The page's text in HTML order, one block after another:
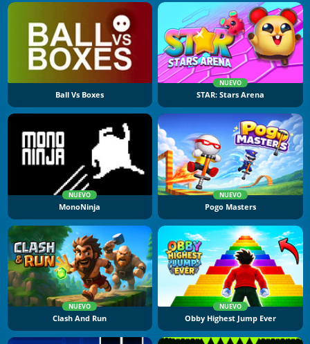
Ball Vs Boxes
NUEVO
STAR: Stars Arena
NUEVO
MonoNinja
NUEVO
Pogo Masters
NUEVO
Clash And Run
NUEVO
Obby Highest Jump Ever